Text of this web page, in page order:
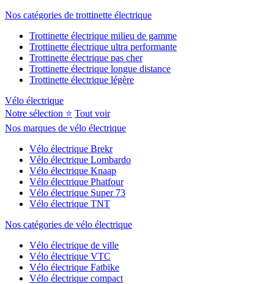
Nos catégories de trottinette électrique
Trottinette électrique milieu de gamme
Trottinette électrique ultra performante
Trottinette électrique pas cher
Trottinette électrique longue distance
Trottinette électrique légère
Vélo électrique
Notre sélection ⭐ Tout voir
Nos marques de vélo électrique
Vélo électrique Brekr
Vélo électrique Lombardo
Vélo électrique Knaap
Vélo électrique Phatfour
Vélo électrique Super 73
Vélo électrique TNT
Nos catégories de vélo électrique
Vélo électrique de ville
Vélo électrique VTC
Vélo électrique Fatbike
Vélo électrique compact